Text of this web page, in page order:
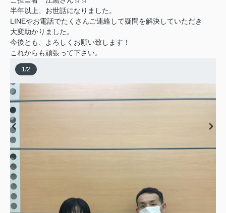
半年以上、お世話になりました。
LINEやお電話でたくさんご連絡して疑問を解決していただき
大変助かりました。
今後とも、よろしくお願い致します！
これからも頑張って下さい。
1/2